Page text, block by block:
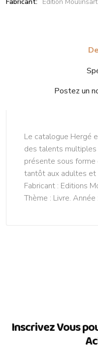
Postez un
Le catalogue Hergé
des talents multiples
présente sous
tantôt aux adultes et
Fabricant : Editions
Thème : Livre.
Inscrivez Vous